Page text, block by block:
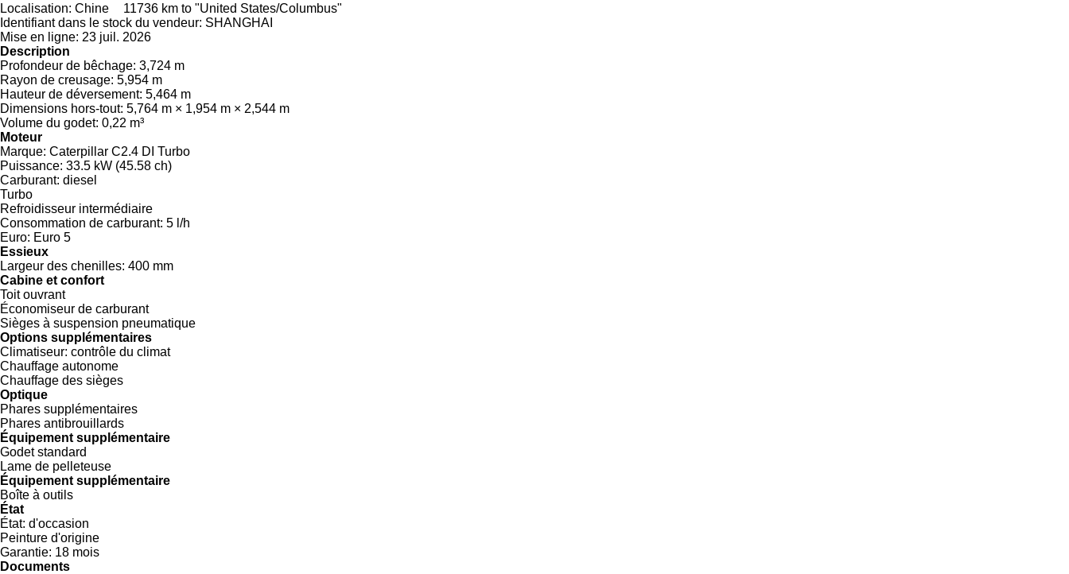
Localisation: Chine
11736 km to "United States/Columbus"
Identifiant dans le stock du vendeur: SHANGHAI
Mise en ligne: 23 juil. 2026
Description
Profondeur de bêchage: 3,724 m
Rayon de creusage: 5,954 m
Hauteur de déversement: 5,464 m
Dimensions hors-tout: 5,764 m × 1,954 m × 2,544 m
Volume du godet: 0,22 m³
Moteur
Marque: Caterpillar C2.4 DI Turbo
Puissance: 33.5 kW (45.58 ch)
Carburant: diesel
Turbo
Refroidisseur intermédiaire
Consommation de carburant: 5 l/h
Euro: Euro 5
Essieux
Largeur des chenilles: 400 mm
Cabine et confort
Toit ouvrant
Économiseur de carburant
Sièges à suspension pneumatique
Options supplémentaires
Climatiseur: contrôle du climat
Chauffage autonome
Chauffage des sièges
Optique
Phares supplémentaires
Phares antibrouillards
Équipement supplémentaire
Godet standard
Lame de pelleteuse
Équipement supplémentaire
Boîte à outils
État
État: d'occasion
Peinture d'origine
Garantie: 18 mois
Documents